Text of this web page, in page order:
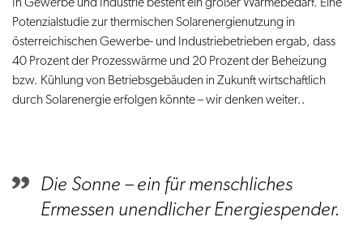
Potenzialstudie zur thermischen Solarenergienutzung in
österreichischen Gewerbe- und Industriebetrieben ergab, dass
40 Prozent der Prozesswärme und 20 Prozent der Beheizung
bzw. Kühlung von Betriebsgebäuden in Zukunft wirtschaftlich
durch Solarenergie erfolgen könnte – wir denken weiter..
Die Sonne – ein für menschliches
Ermessen unendlicher Energiespender.